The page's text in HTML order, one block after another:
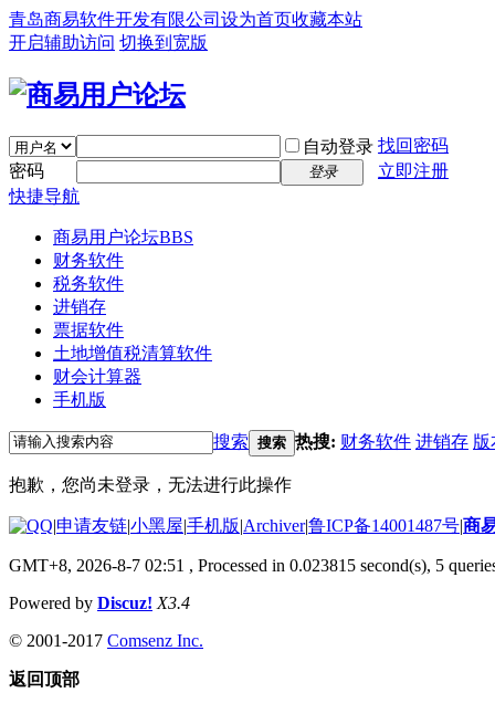
青岛商易软件开发有限公司 设为首页收藏本站
开启辅助访问 切换到宽版
自动登录 找回密码
密码
登录
立即注册
快捷导航
商易用户论坛BBS
财务软件
税务软件
进销存
票据软件
土地增值税清算软件
财会计算器
手机版
搜索 搜索 热搜: 财务软件 进销存 版
抱歉，您尚未登录，无法进行此操作
|申请友链|小黑屋|手机版|Archiver|鲁ICP备14001487号|商
GMT+8, 2026-8-7 02:51 , Processed in 0.023815 second(s), 5
Powered by Discuz! X3.4
© 2001-2017 Comsenz Inc.
返回顶部